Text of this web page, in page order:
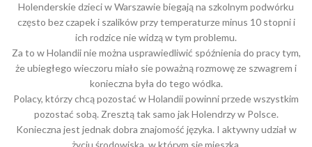
Holenderskie dzieci w Warszawie biegają na szkolnym podwórku
często bez czapek i szalików przy temperaturze minus 10 stopni i
ich rodzice nie widzą w tym problemu.
Za to w Holandii nie można usprawiedliwić spóźnienia do pracy tym,
że ubiegłego wieczoru miało sie poważną rozmowę ze szwagrem i
konieczna była do tego wódka.
Polacy, którzy chcą pozostać w Holandii powinni przede wszystkim
pozostać sobą. Zresztą tak samo jak Holendrzy w Polsce.
Konieczna jest jednak dobra znajomość języka. I aktywny udział w